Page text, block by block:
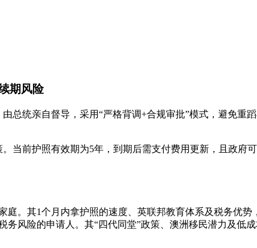
期风险
总统亲自督导，采用“严格背调+合规审批”模式，避免重
当前护照有效期为5年，到期后需支付费用更新，且政府
。其1个月内拿护照的速度、英联邦教育体系及税务优势
风险的申请人。其“四代同堂”政策、澳洲移民潜力及低